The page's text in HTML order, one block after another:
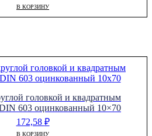
В КОРЗИНУ
головкой и квадратным
603 оцинкованный 10×70
172,58 ₽
В КОРЗИНУ